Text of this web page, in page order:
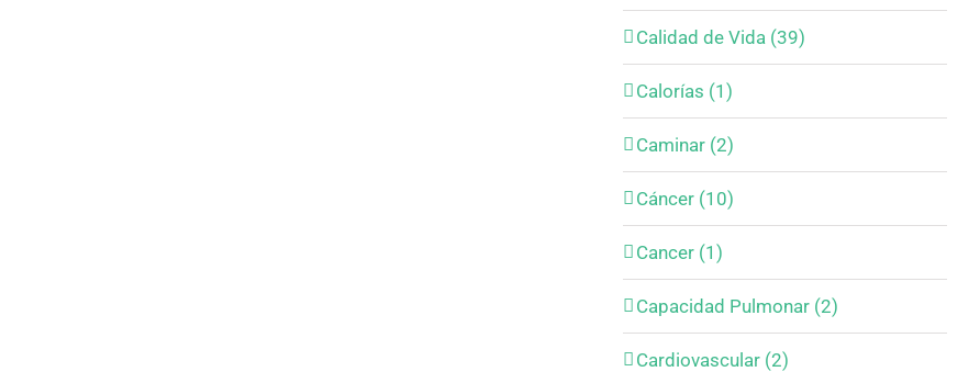
Calidad de Vida (39)
Calorías (1)
Caminar (2)
Cáncer (10)
Cancer (1)
Capacidad Pulmonar (2)
Cardiovascular (2)